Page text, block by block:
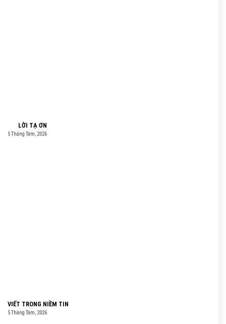
LỜI TẠ ƠN
5 Tháng Tám, 2026
VIẾT TRONG NIỀM TIN
5 Tháng Tám, 2026